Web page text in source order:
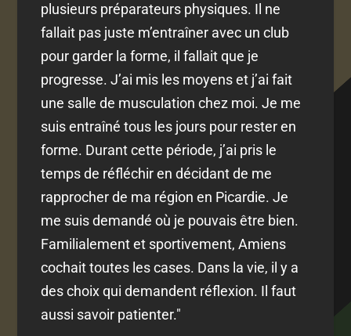
plusieurs préparateurs physiques. Il ne
fallait pas juste m’entraîner avec un club
pour garder la forme, il fallait que je
progresse. J’ai mis les moyens et j’ai fait
une salle de musculation chez moi. Je me
suis entraîné tous les jours pour rester en
forme. Durant cette période, j’ai pris le
temps de réfléchir en décidant de me
rapprocher de ma région en Picardie. Je
me suis demandé où je pouvais être bien.
Familialement et sportivement, Amiens
cochait toutes les cases. Dans la vie, il y a
des choix qui demandent réflexion. Il faut
aussi savoir patienter."